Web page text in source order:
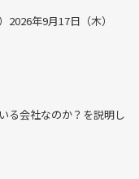
年9月17日（木）
る会社なのか？を説明し